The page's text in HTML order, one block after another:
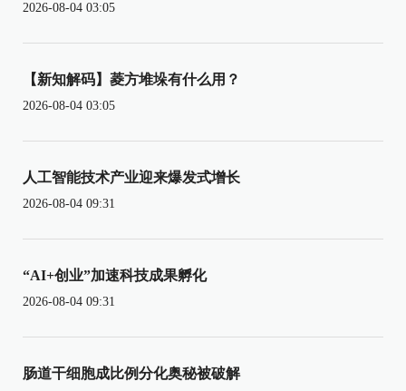
2026-08-04 03:05
【新知解码】菱方堆垛有什么用？
2026-08-04 03:05
人工智能技术产业迎来爆发式增长
2026-08-04 09:31
“AI+创业”加速科技成果孵化
2026-08-04 09:31
肠道干细胞成比例分化奥秘被破解